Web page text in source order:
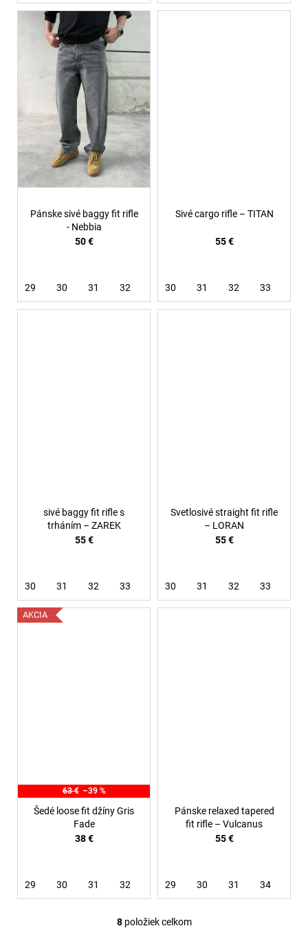
Pánske sivé baggy fit rifle
- Nebbia
50 €
29 30 31 32
Sivé cargo rifle – TITAN
55 €
30 31 32 33
sivé baggy fit rifle s
trháním – ZAREK
55 €
30 31 32 33
Svetlosivé straight fit rifle
– LORAN
55 €
30 31 32 33
AKCIA
63 € –39 %
Šedé loose fit džíny Gris
Fade
38 €
29 30 31 32
Pánske relaxed tapered
fit rifle – Vulcanus
55 €
29 30 31 34
O
8položiek celkom